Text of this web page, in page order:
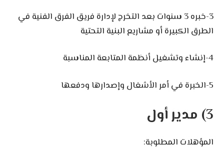
3-خبره 3 سنوات بعد التخرج لإدارة فريق الفرق الفنية في
الطرق الكبيرة أو مشاريع البنية التحتية
4-إنشاء وتشغيل أنظمة المتابعة المناسبة
5-الخبرة في أمر الأشغال وإصدارها ودفعها
3) مدير أول
المؤهلات المطلوبة: